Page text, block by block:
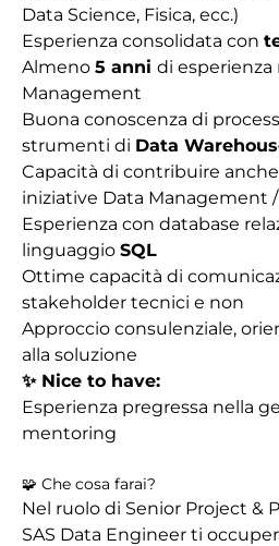
Data Science, Fisica, ecc.)
Esperienza consolidata con
Almeno 5 anni di esperienza
Management
Buona conoscenza di
strumenti di Data
Capacità di contribuire
iniziative Data Management
Esperienza con database
linguaggio SQL
Ottime capacità di
stakeholder tecnici e non
Approccio consulenziale,
alla soluzione
✨ Nice to have:
Esperienza pregressa nella
mentoring
🧩 Che cosa farai?
Nel ruolo di Senior Project &
SAS Data Engineer ti